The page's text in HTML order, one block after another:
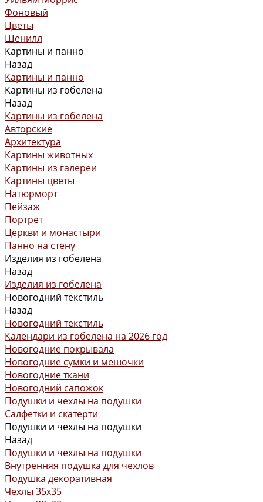
Фоновый
Цветы
Шенилл
Картины и панно
Назад
Картины и панно
Картины из гобелена
Назад
Картины из гобелена
Авторские
Архитектура
Картины животных
Картины из галереи
Картины цветы
Натюрморт
Пейзаж
Портрет
Церкви и монастыри
Панно на стену
Изделия из гобелена
Назад
Изделия из гобелена
Новогодний текстиль
Назад
Новогодний текстиль
Календари из гобелена на 2026 год
Новогодние покрывала
Новогодние сумки и мешочки
Новогодние ткани
Новогодний сапожок
Подушки и чехлы на подушки
Салфетки и скатерти
Подушки и чехлы на подушки
Назад
Подушки и чехлы на подушки
Внутренняя подушка для чехлов
Подушка декоративная
Чехлы 35x35